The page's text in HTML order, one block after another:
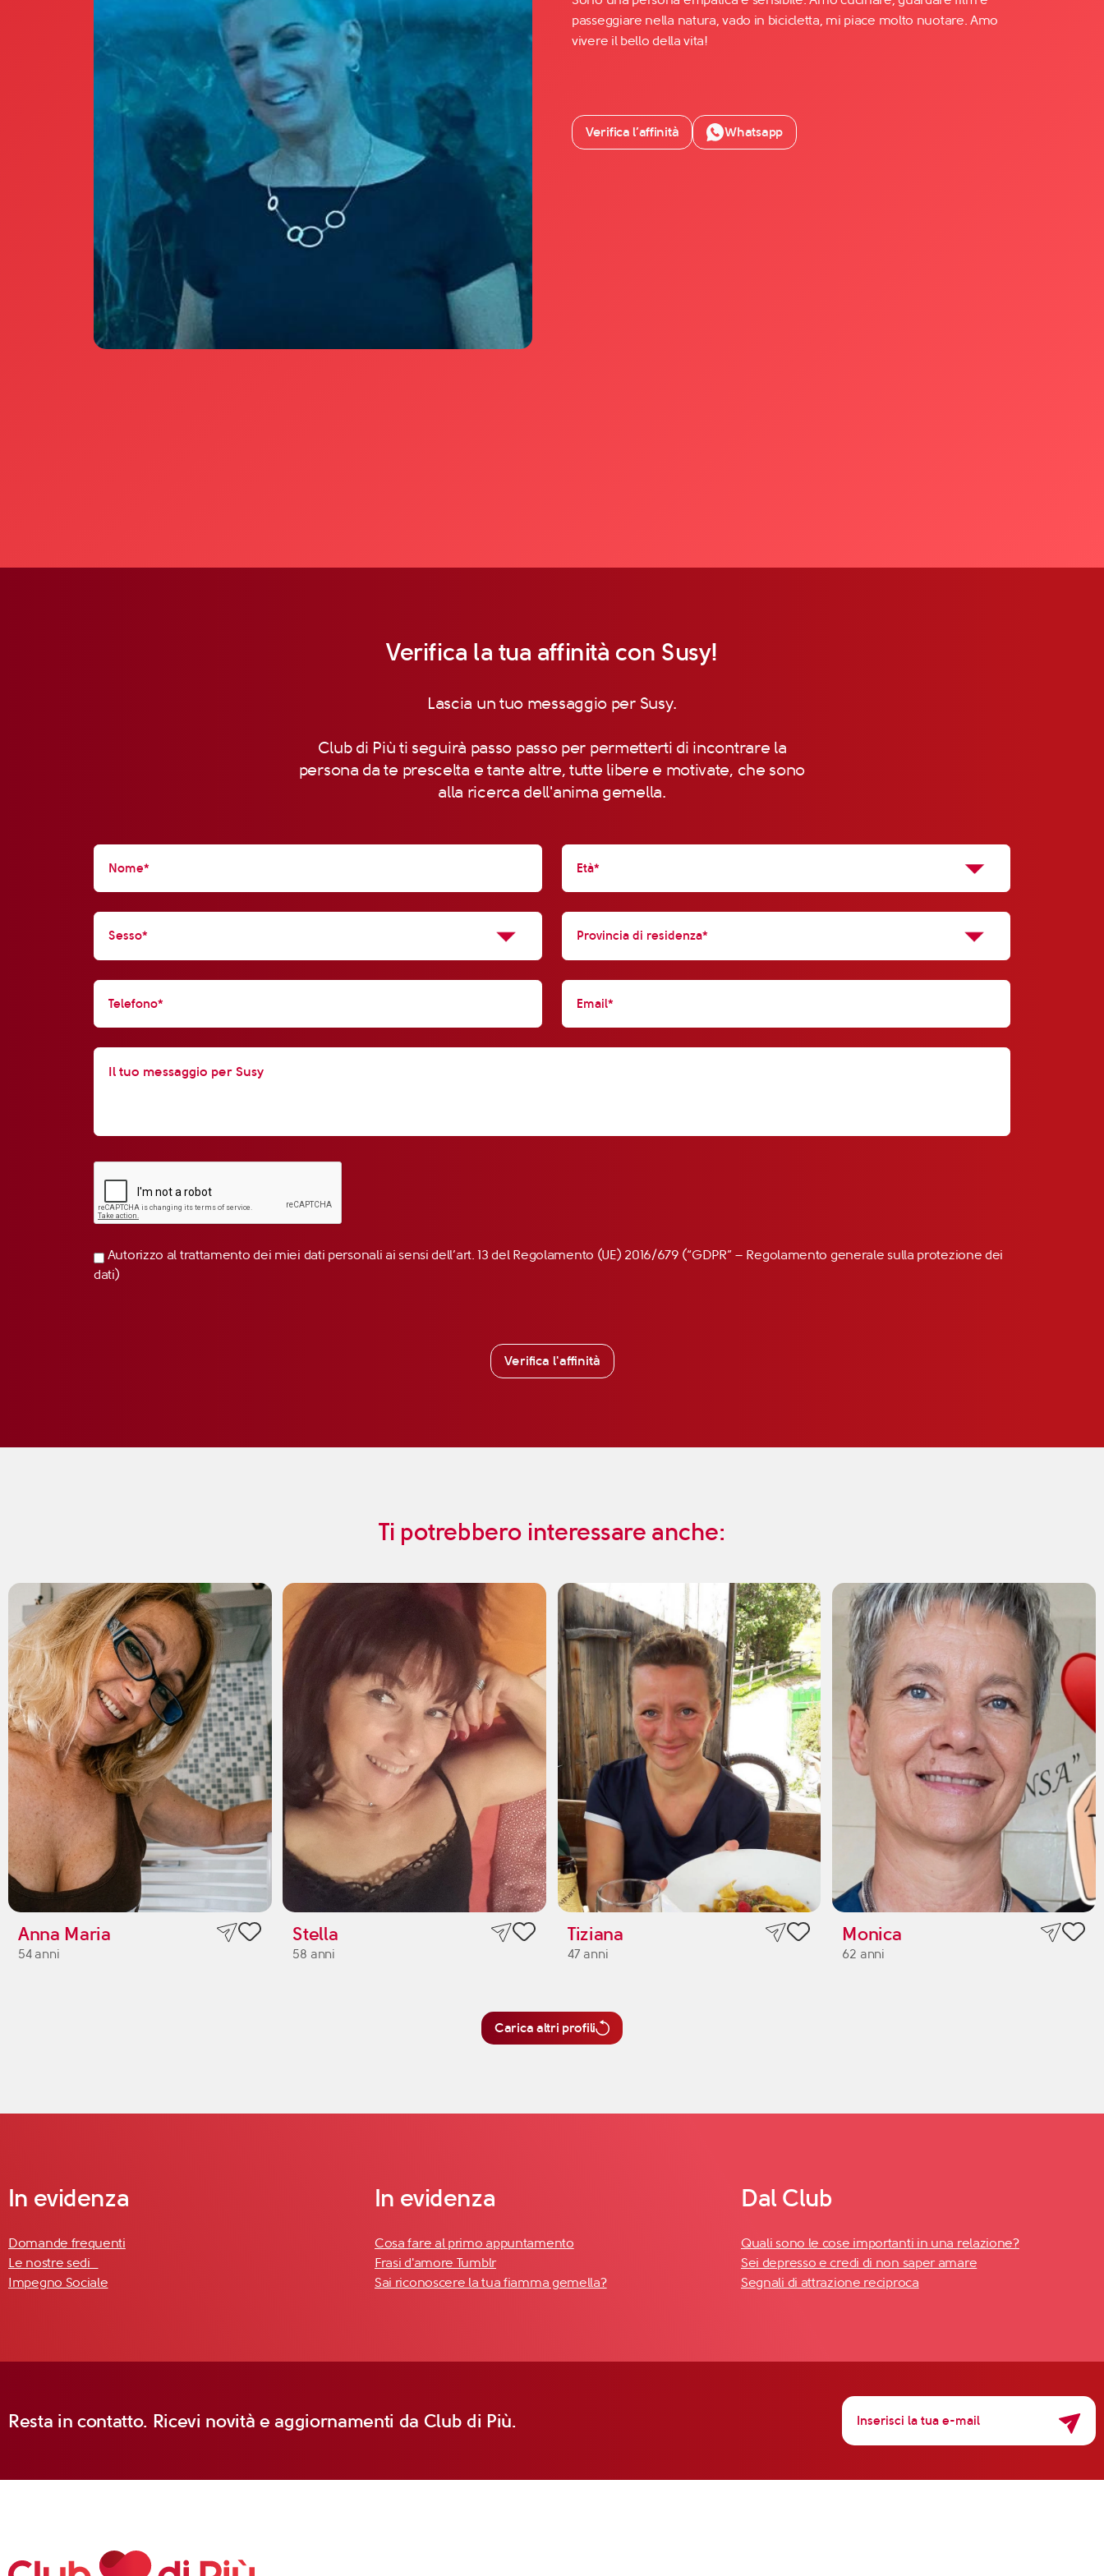
TikTok
passeggiare nella natura, vado in bicicletta, mi piace molto nuotare. Amo
vivere il bello della vita!
Verifica l’affinità Whatsapp
Verifica la tua affinità con Susy!
Lascia un tuo messaggio per Susy.
Club di Più ti seguirà passo passo per permetterti di incontrare la
persona da te prescelta e tante altre, tutte libere e motivate, che sono
alla ricerca dell'anima gemella.
Autorizzo al trattamento dei miei dati personali ai sensi dell’art. 13 del Regolamento (UE) 2016/679 (“GDPR” – Regolamento generale sulla protezione dei
dati)
Verifica l'affinità
Ti potrebbero interessare anche:
Anna Maria
54 anni
Stella
58 anni
Tiziana
47 anni
Monica
62 anni
Carica altri profili
In evidenza
Domande frequenti
Le nostre sedi
Impegno Sociale
In evidenza
Cosa fare al primo appuntamento
Frasi d'amore Tumblr
Sai riconoscere la tua fiamma gemella?
Dal Club
Quali sono le cose importanti in una relazione?
Sei depresso e credi di non saper amare
Segnali di attrazione reciproca
Resta in contatto. Ricevi novità e aggiornamenti da Club di Più.